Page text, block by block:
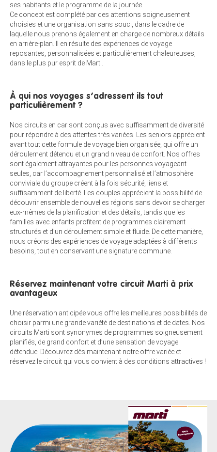
ses habitants et le programme de la journée.
Ce concept est complété par des attentions soigneusement
choisies et une organisation sans souci, dans le cadre de
laquelle nous prenons également en charge de nombreux détails
en arrière-plan. Il en résulte des expériences de voyage
reposantes, personnalisées et particulièrement chaleureuses,
dans le plus pur esprit de Marti.
À qui nos voyages s’adressent ils tout
particulièrement ?
Nos circuits en car sont conçus avec suffisamment de diversité
pour répondre à des attentes très variées. Les seniors apprécient
avant tout cette formule de voyage bien organisée, qui offre un
déroulement détendu et un grand niveau de confort. Nos offres
sont également attrayantes pour les personnes voyageant
seules, car l’accompagnement personnalisé et l’atmosphère
conviviale du groupe créent à la fois sécurité, liens et
suffisamment de liberté. Les couples apprécient la possibilité de
découvrir ensemble de nouvelles régions sans devoir se charger
eux-mêmes de la planification et des détails, tandis que les
familles avec enfants profitent de programmes clairement
structurés et d’un déroulement simple et fluide. De cette manière,
nous créons des expériences de voyage adaptées à différents
besoins, tout en conservant une signature commune.
Réservez maintenant votre circuit Marti à prix
avantageux
Une réservation anticipée vous offre les meilleures possibilités de
choisir parmi une grande variété de destinations et de dates. Nos
circuits Marti sont synonymes de programmes soigneusement
planifiés, de grand confort et d’une sensation de voyage
détendue. Découvrez dès maintenant notre offre variée et
réservez le circuit qui vous convient à des conditions attractives !